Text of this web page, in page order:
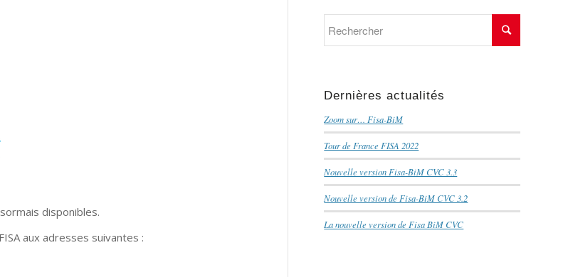
disponibles.
aux adresses suivantes :
Dernières actualités
Zoom sur… Fisa-BiM
Tour de France FISA 2022
Nouvelle version Fisa-BiM CVC 3.3
Nouvelle version de Fisa-BiM CVC 3.2
La nouvelle version de Fisa BiM CVC